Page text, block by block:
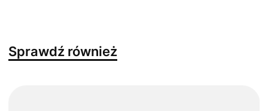
Sprawdź również